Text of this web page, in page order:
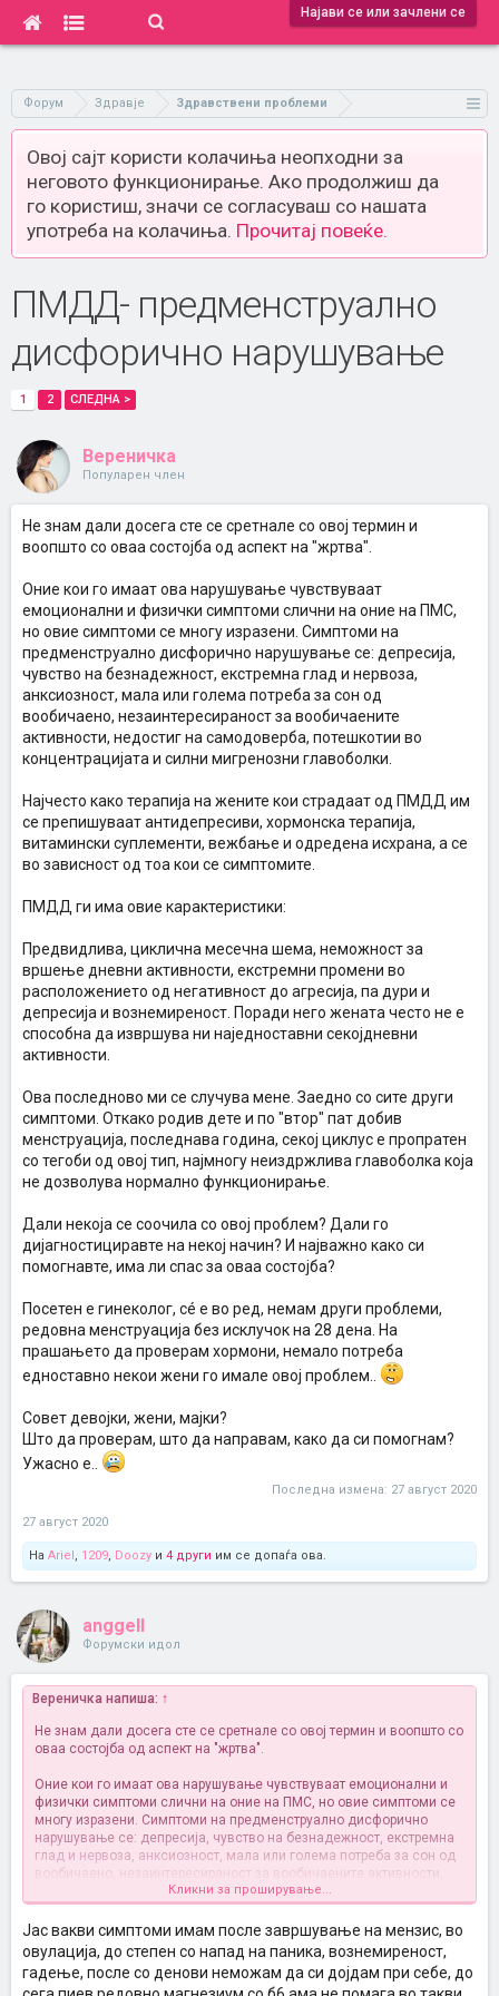
Најави се или зачлени се
Форум Здравје Здравствени проблеми
Овој сајт користи колачиња неопходни за
неговото функционирање. Ако продолжиш да
го користиш, значи се согласуваш со нашата
употреба на колачиња. Прочитај повеќе.
ПМДД- предменструално
дисфорично нарушување
1 2 СЛЕДНА >
Вереничка
Популарен член
Не знам дали досега сте се сретнале со овој термин и
воопшто со оваа состојба од аспект на "жртва".
Оние кои го имаат ова нарушување чувствуваат
емоционални и физички симптоми слични на оние на ПМС,
но овие симптоми се многу изразени. Симптоми на
предменструално дисфорично нарушување се: депресија,
чувство на безнадежност, екстремна глад и нервоза,
анксиозност, мала или голема потреба за сон од
вообичаено, незаинтересираност за вообичаените
активности, недостиг на самодоверба, потешкотии во
концентрацијата и силни мигренозни главоболки.
Најчесто како терапија на жените кои страдаат од ПМДД им
се препишуваат антидепресиви, хормонска терапија,
витамински суплементи, вежбање и одредена исхрана, а се
во зависност од тоа кои се симптомите.
ПМДД ги има овие карактеристики:
Предвидлива, циклична месечна шема, неможност за
вршење дневни активности, екстремни промени во
расположението од негативност до агресија, па дури и
депресија и вознемиреност. Поради него жената често не е
способна да извршува ни наједноставни секојдневни
активности.
Ова последново ми се случува мене. Заедно со сите други
симптоми. Откако родив дете и по "втор" пат добив
менструација, последнава година, секој циклус е пропратен
со тегоби од овој тип, најмногу неиздржлива главоболка која
не дозволува нормално функционирање.
Дали некоја се соочила со овој проблем? Дали го
дијагностициравте на некој начин? И најважно како си
помогнавте, има ли спас за оваа состојба?
Посетен е гинеколог, сé е во ред, немам други проблеми,
редовна менструација без исклучок на 28 дена. На
прашањето да проверам хормони, немало потреба
едноставно некои жени го имале овој проблем..
Совет девојки, жени, мајки?
Што да проверам, што да направам, како да си помогнам?
Ужасно е..
Последна измена: 27 август 2020
27 август 2020
На Ariel, 1209, Doozy и 4 други им се допаѓа ова.
anggell
Форумски идол
Вереничка напиша: ↑
Не знам дали досега сте се сретнале со овој термин и воопшто со
оваа состојба од аспект на "жртва".
Оние кои го имаат ова нарушување чувствуваат емоционални и
физички симптоми слични на оние на ПМС, но овие симптоми се
многу изразени. Симптоми на предменструално дисфорично
нарушување се: депресија, чувство на безнадежност, екстремна
глад и нервоза, анксиозност, мала или голема потреба за сон од
вообичаено, незаинтересираност за вообичаените активности,
недостиг на самодоверба, потешкотии во концентрацијата и
силни мигренозни главоболки.
Најчесто како терапија на жените кои страдаат од ПМДД им се
препишуваат антидепресиви, хормонска терапија, витамински
суплементи, вежбање и одредена исхрана, а се во зависност од
Кликни за проширување...
Јас вакви симптоми имам после завршување на мензис, во
овулација, до степен со напад на паника, вознемиреност,
гадење, после со денови неможам да си дојдам при себе, до